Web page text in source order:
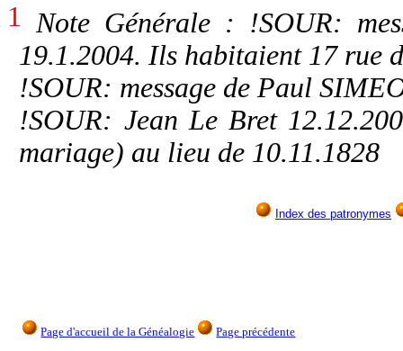
1 Note Générale : !SOUR:
19.1.2004. Ils habitaient 17 rue
!SOUR: message de Paul
!SOUR: Jean Le Bret
mariage) au lieu de 10.11.1828
Index des patronymes
Page d'accueil de la Généalogie Page précédente